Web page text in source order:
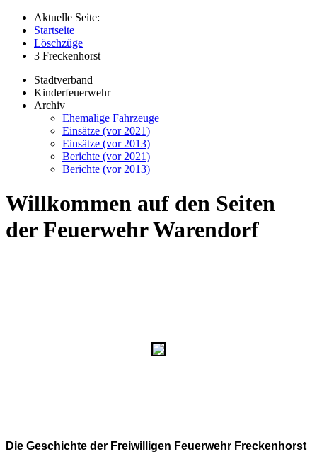
Aktuelle Seite:
Startseite
Löschzüge
3 Freckenhorst
Stadtverband
Kinderfeuerwehr
Archiv
Ehemalige Fahrzeuge
Einsätze (vor 2021)
Einsätze (vor 2013)
Berichte (vor 2021)
Berichte (vor 2013)
Willkommen auf den Seiten
der Feuerwehr Warendorf
Die Geschichte der Freiwilligen Feuerwehr Freckenhorst